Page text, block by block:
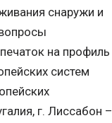
снаружи и
на профиль
систем
г. Лиссабон –